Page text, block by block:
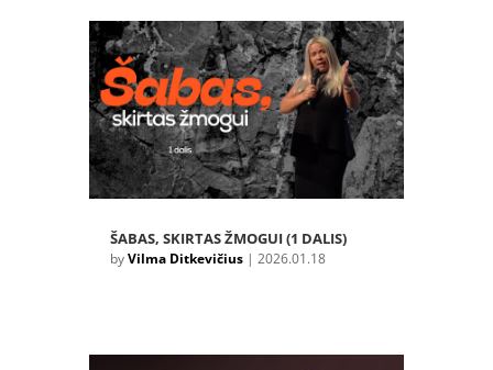
ŠABAS, SKIRTAS ŽMOGUI (1 DALIS)
byVilma Ditkevičius| 2026.01.18